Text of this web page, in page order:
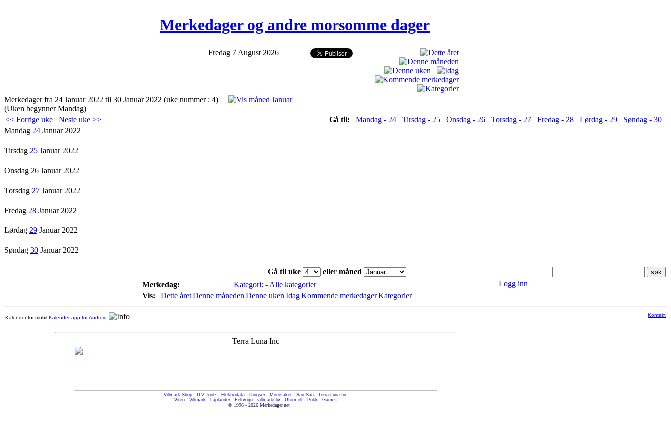
Merkedager og andre morsomme dager
Fredag 7 August 2026
Merkedager fra 24 Januar 2022 til 30 Januar 2022 (uke nummer : 4)
(Uken begynner Mandag)
<< Forrige uke
Neste uke >> Gå til: Mandag - 24 Tirsdag - 25 Onsdag - 26 Torsdag - 27 Fredag - 28 Lørdag - 29
Søndag - 30
Mandag 24 Januar 2022
Tirsdag 25 Januar 2022
Onsdag 26 Januar 2022
Torsdag 27 Januar 2022
Fredag 28 Januar 2022
Lørdag 29 Januar 2022
Søndag 30 Januar 2022
Gå til uke
eller måned
Merkedag:
Kategori: - Alle kategorier
Vis:
Dette åretDenne måneden Denne uken IdagKommende merkedagerKategorier
Logg inn
Kalender for mobil Kalender-app for Android
Terra Luna Inc
Villmark Shop- ITV-Toolz - Elektrodata- Dingser- Morosaker- Sari-Sari- Terra Luna Inc
Viten - Villmark - Laplander - Feltvogn - villmarksliv - Uformelt - Prikk - Games
© 1996 - 2026 Merkedager.net
Kontakt